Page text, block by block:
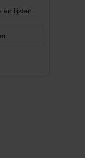
en lijsten